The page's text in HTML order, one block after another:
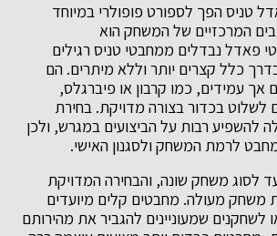
טניס הפך לספורט פופולרי במיוחד
המרכזיים של המשחק הוא
פאדל נבדלים ממחבטי טניס רגילים
כלל קצרים יותר וללא מיתרים. הם
אך עמידים, כמו קרבון או פיברגלס,
בכדור בצורה מדויקת. בחירת
להשפיע רבות על הביצועים במגרש, ולכן
לרמת המשחק ולסגנון האישי.
לסוג משחק שונה, והבחירה המדויקת
משחק מעולה. מחבטים קלים מיועדים
לשחקנים שמעוניינים להגביר את מהירותם